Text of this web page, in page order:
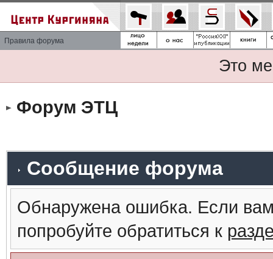
Правила форума
Это
Форум ЭТЦ
Сообщение форума
Обнаружена ошибка. Если
попробуйте обратиться к